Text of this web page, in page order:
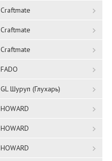
Craftmate
Craftmate
Craftmate
FADO
GL Шуруп (Глухарь)
HOWARD
HOWARD
HOWARD